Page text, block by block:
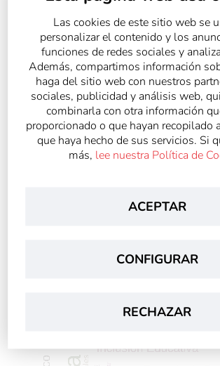
Las cookies de este sitio web se
personalizar el contenido y los
funciones de redes sociales y
Además, compartimos información
haga del sitio web con nuestros
sociales, publicidad y análisis web,
combinarla con otra información
proporcionado o que hayan recopilado
que haya hecho de sus servicios. Si
más, lee nuestra Política de
ACEPTAR
CONFIGURAR
RECHAZAR